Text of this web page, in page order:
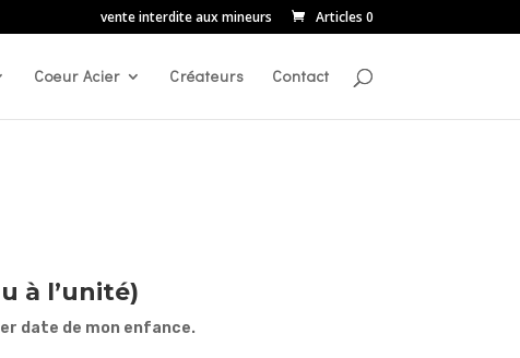
vente interdite aux mineurs Articles 0
Coeur Acier Créateurs Contact
à l’unité)
date de mon enfance.